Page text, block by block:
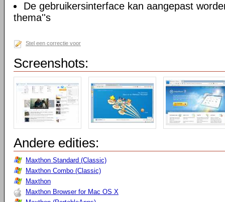
De gebruikersinterface kan aangepast
thema''s
Stel een correctie voor
Screenshots:
Andere edities:
Maxthon Standard (Classic)
Maxthon Combo (Classic)
Maxthon
Maxthon Browser for Mac OS X